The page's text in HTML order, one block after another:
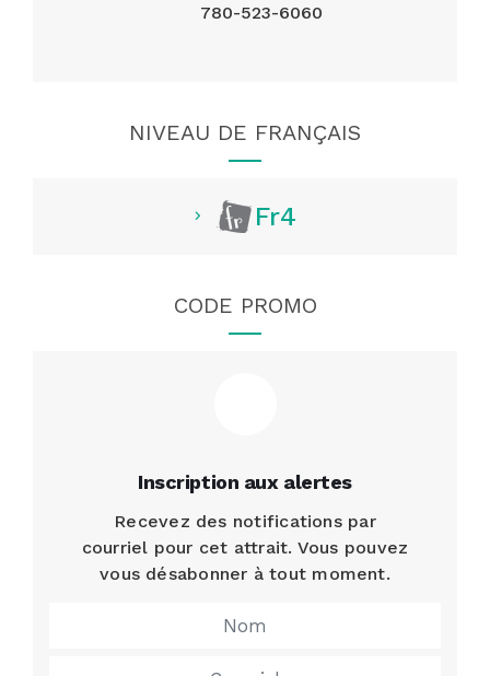
780-523-6060
NIVEAU DE FRANÇAIS
Fr4
CODE PROMO
Inscription aux alertes
Recevez des notifications par
courriel pour cet attrait. Vous pouvez
vous désabonner à tout moment.